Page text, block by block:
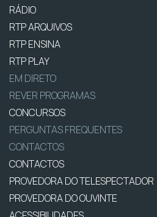
RÁDIO
RTP ARQUIVOS
RTP ENSINA
RTP PLAY
EM DIRETO
REVER PROGRAMAS
CONCURSOS
PERGUNTAS FREQUENTES
CONTACTOS
CONTACTOS
PROVEDORA DO TELESPECTADOR
PROVEDORA DO OUVINTE